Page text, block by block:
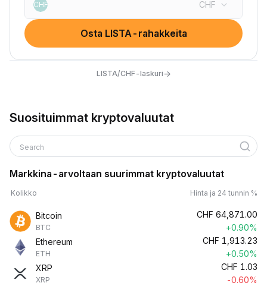
CHF CHF
Osta LISTA-rahakkeita
LISTA/CHF-laskuri→
Suosituimmat kryptovaluutat
Search
Markkina-arvoltaan suurimmat kryptovaluutat
Kolikko Hinta ja 24 tunnin %
Bitcoin
BTC
CHF 64,871.00
+0.90%
Ethereum
ETH
CHF 1,913.23
+0.50%
XRP
XRP
CHF 1.03
-0.60%